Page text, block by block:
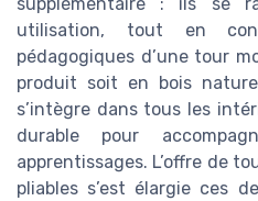
utilisation, tout en
pédagogiques d’une tour
produit soit en bois
s’intègre dans tous les
durable pour
apprentissages. L’offre de
pliables s’est élargie ces